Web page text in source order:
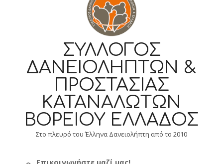
ΣΎΛΛΟΓΟΣ
ΔΑΝΕΙΟΛΗΠΤΏΝ &
ΠΡΟΣΤΑΣΊΑΣ
ΚΑΤΑΝΑΛΩΤΏΝ
ΒΟΡΕΊΟΥ ΕΛΛΆΔΟΣ
Στο πλευρό του Έλληνα Δανειολήπτη από το 2010